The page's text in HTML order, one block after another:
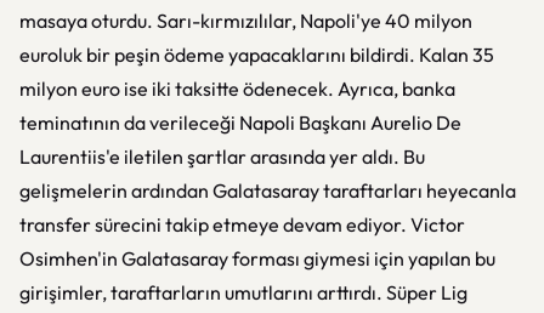
masaya oturdu. Sarı-kırmızılılar, Napoli'ye 40 milyon
euroluk bir peşin ödeme yapacaklarını bildirdi. Kalan 35
milyon euro ise iki taksitte ödenecek. Ayrıca, banka
teminatının da verileceği Napoli Başkanı Aurelio De
Laurentiis'e iletilen şartlar arasında yer aldı. Bu
gelişmelerin ardından Galatasaray taraftarları heyecanla
transfer sürecini takip etmeye devam ediyor. Victor
Osimhen'in Galatasaray forması giymesi için yapılan bu
girişimler, taraftarların umutlarını arttırdı. Süper Lig